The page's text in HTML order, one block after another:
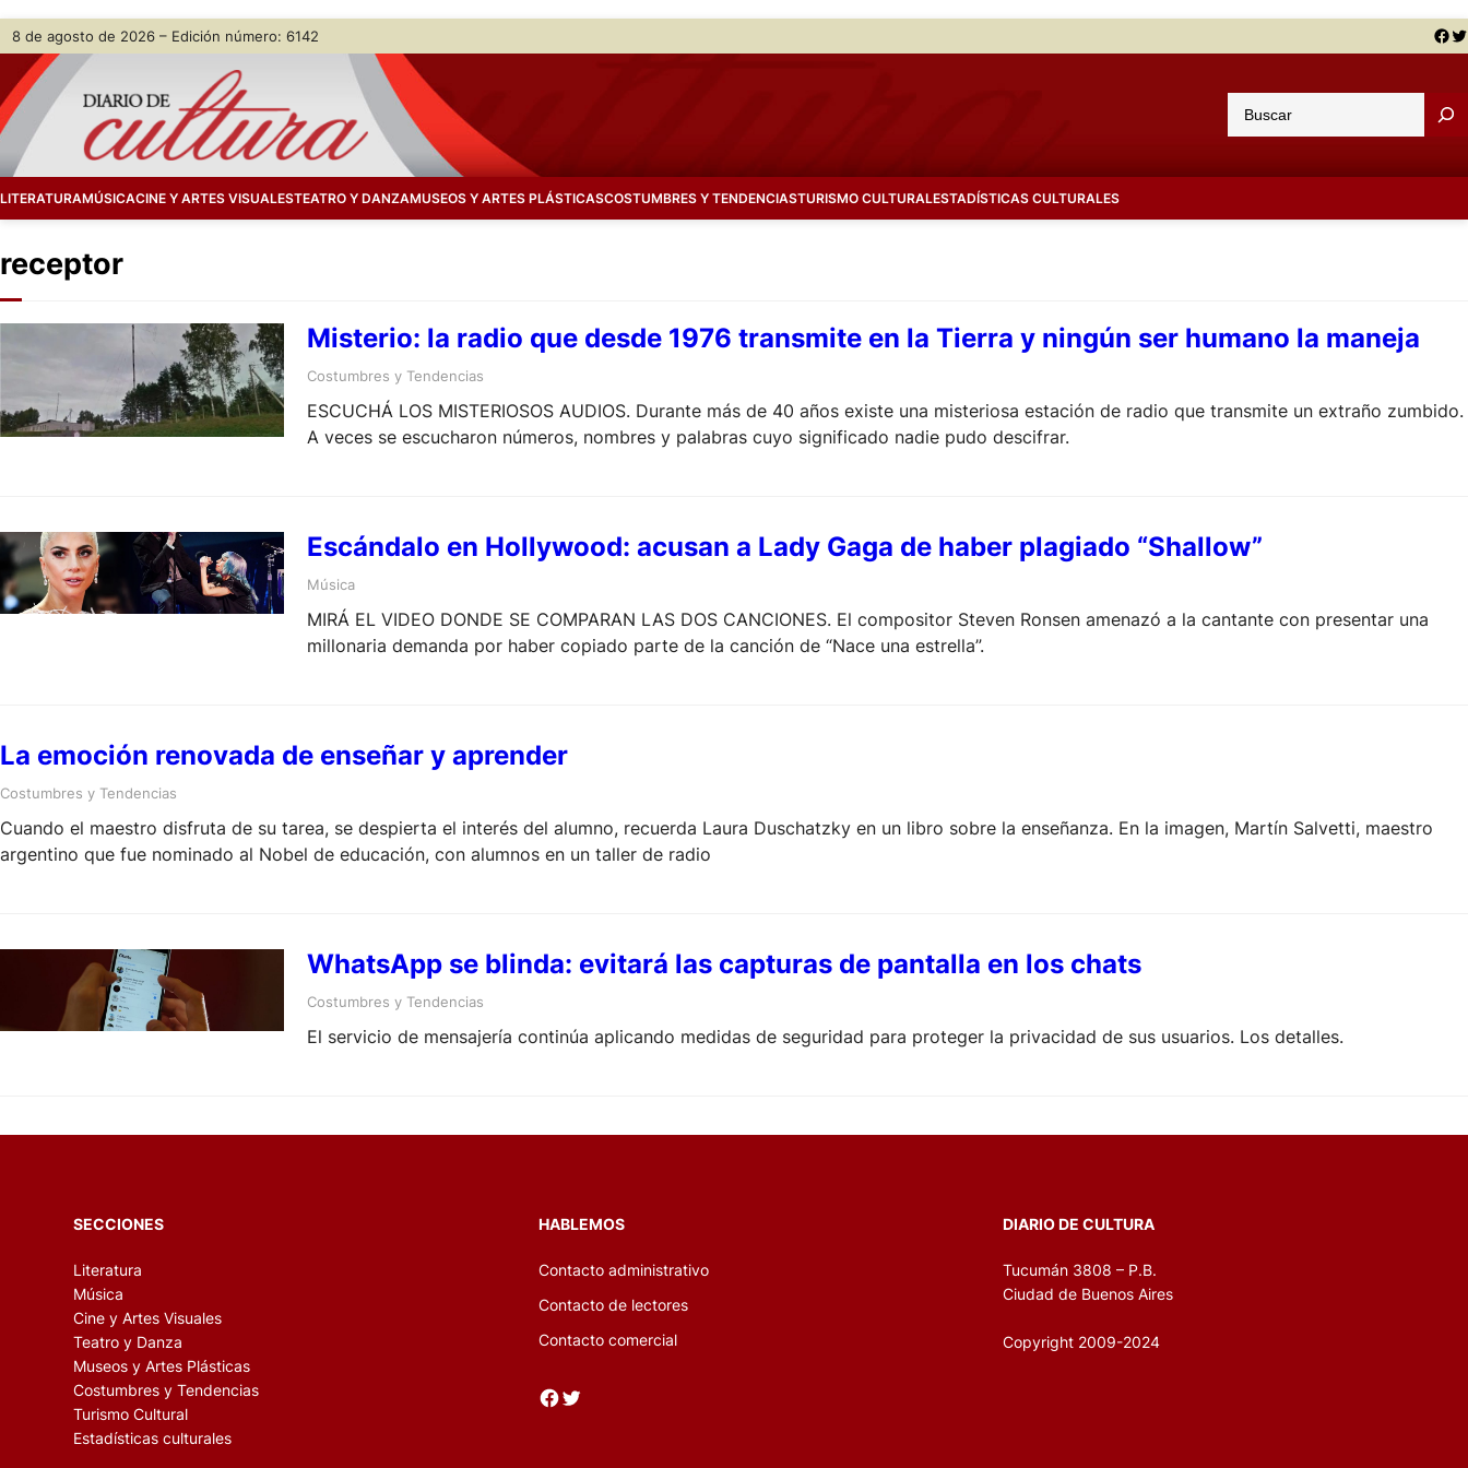
Skip
content
8 de agosto de 2026 – Edición número: 6142 Facebook Twitter
u
a
LITERATURAMÚSICACINE Y ARTES VISUALESTEATRO Y DANZAMUSEOS Y ARTES PLÁSTICASCOSTUMBRES Y TENDENCIASTURISMO CULTURALESTADÍSTICAS CULTURALES
receptor
Misterio: la radio que desde 1976 transmite en la Tierra y ningún ser humano la maneja
Costumbres y Tendencias
ESCUCHÁ LOS MISTERIOSOS AUDIOS. Durante más de 40 años existe una misteriosa estación de radio que transmite un extraño zumbido.
A veces se escucharon números, nombres y palabras cuyo significado nadie pudo descifrar.
Escándalo en Hollywood: acusan a Lady Gaga de haber plagiado “Shallow”
Música
MIRÁ EL VIDEO DONDE SE COMPARAN LAS DOS CANCIONES. El compositor Steven Ronsen amenazó a la cantante con presentar una
millonaria demanda por haber copiado parte de la canción de “Nace una estrella”.
La emoción renovada de enseñar y aprender
Costumbres y Tendencias
Cuando el maestro disfruta de su tarea, se despierta el interés del alumno, recuerda Laura Duschatzky en un libro sobre la enseñanza. En la imagen, Martín Salvetti, maestro
argentino que fue nominado al Nobel de educación, con alumnos en un taller de radio
WhatsApp se blinda: evitará las capturas de pantalla en los chats
Costumbres y Tendencias
El servicio de mensajería continúa aplicando medidas de seguridad para proteger la privacidad de sus usuarios. Los detalles.
SECCIONES
Literatura
Música
Cine y Artes Visuales
Teatro y Danza
Museos y Artes Plásticas
Costumbres y Tendencias
Turismo Cultural
Estadísticas culturales
HABLEMOS
Contacto administrativo
Contacto de lectores
Contacto comercial
Facebook Twitter
DIARIO DE CULTURA
Tucumán 3808 – P.B.
Ciudad de Buenos Aires
Copyright 2009-2024